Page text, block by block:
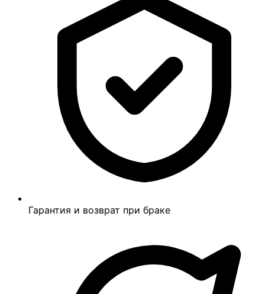
Гарантия и возврат при браке